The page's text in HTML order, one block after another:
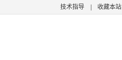
技术指导 收藏本站